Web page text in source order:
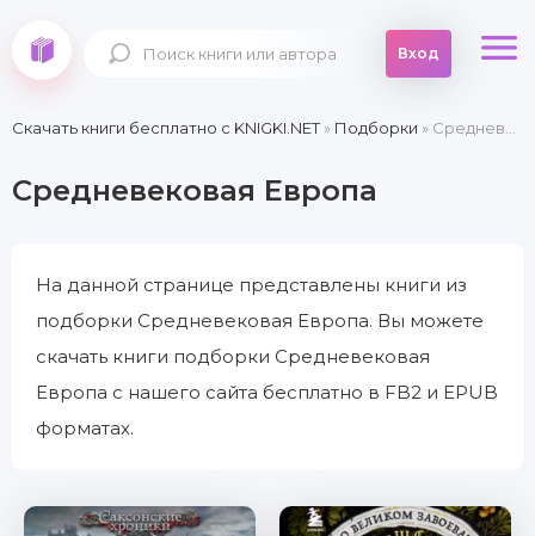
Вход
Скачать книги бесплатно c KNIGKI.NET» Подборки » Средневековая Европа
Средневековая Европа
На данной странице представлены книги из
подборки Средневековая Европа. Вы можете
скачать книги подборки Средневековая
Европа с нашего сайта бесплатно в FB2 и EPUB
форматах.